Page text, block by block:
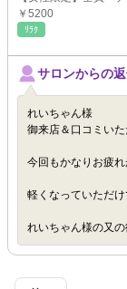
￥5200
ﾘﾗｸ
サロンからの
れいちゃん様
御来店＆口コミい
今回もかなりお疲
軽くなっていただ
れいちゃん様の又